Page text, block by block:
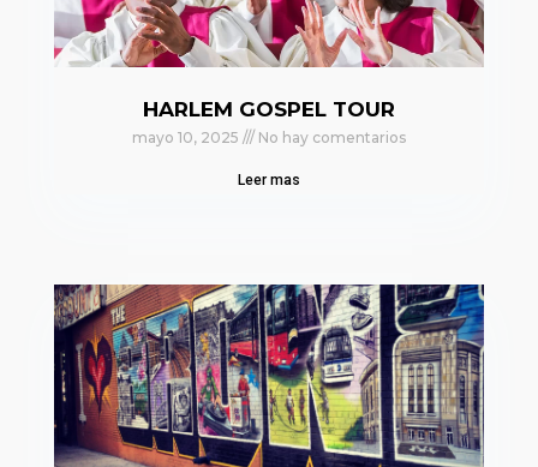
HARLEM GOSPEL TOUR
mayo 10, 2025 No hay comentarios
Leer mas